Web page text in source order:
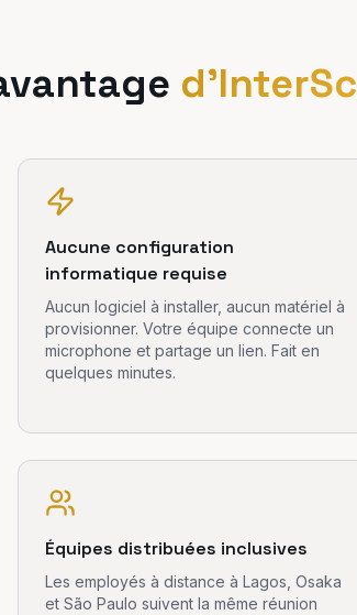
Aucune configuration
informatique requise
Aucun logiciel à installer, aucun matériel à
provisionner. Votre équipe connecte un
microphone et partage un lien. Fait en
quelques minutes.
Équipes distribuées inclusives
Les employés à distance à Lagos, Osaka
et São Paulo suivent la même réunion